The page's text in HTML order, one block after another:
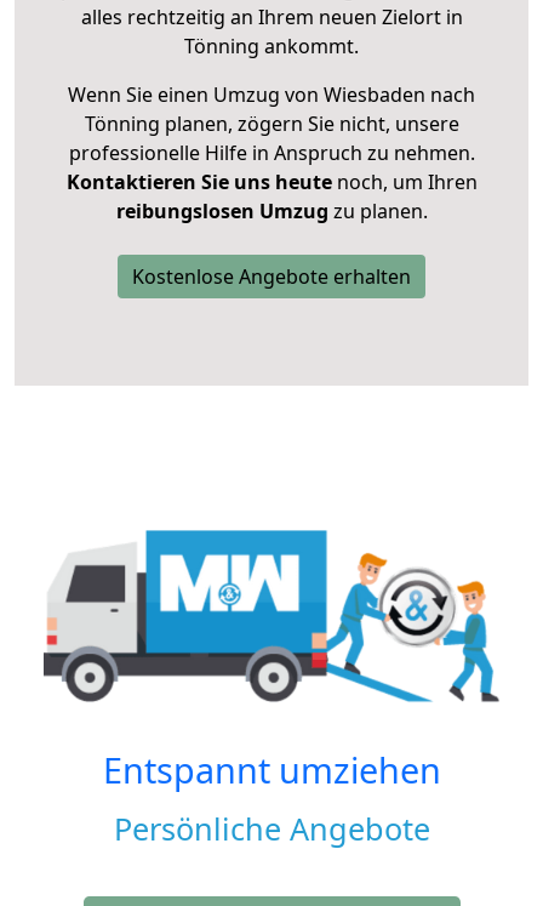
alles rechtzeitig an Ihrem neuen Zielort in
Tönning ankommt.
Wenn Sie einen Umzug von Wiesbaden nach
Tönning planen, zögern Sie nicht, unsere
professionelle Hilfe in Anspruch zu nehmen.
Kontaktieren Sie uns heutenoch, um Ihren
reibungslosen Umzug zu planen.
Kostenlose Angebote erhalten
Entspannt umziehen
Persönliche Angebote